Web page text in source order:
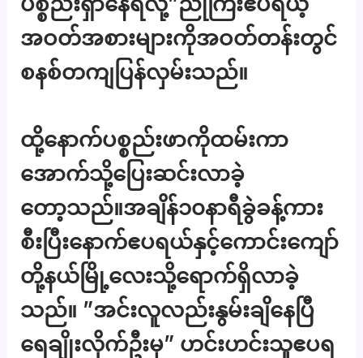
အဝတ်အစားများကိုအဝတ်တန်းတွင်
စနစ်တကျပြန်လှမ်းသည်။
ထို့နောက်ပစ္စည်းဖာကိုထမ်းကာ
အောက်သို့ပြေးဆင်းလာခဲ့
တော့သည်။အချိန်၁၀နာရီခွဲခန့်ကား
စီးပြီးနောက်ဧပရယ်နှင့်ကောင်းကျော်
တို့နယ်မြို့လေးသို့ရောက်ရှိလာခဲ့
သည်။ ”အင်းလူလည်းနွမ်းချိနေပြီ
ရေချိုးလိုက်ဦးမှ” ဟင်းဟင်းသူဧပရ